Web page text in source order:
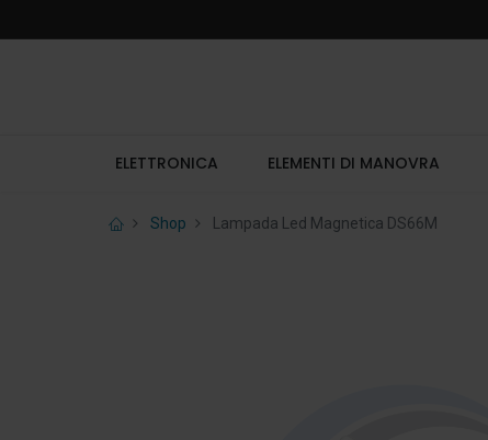
ELETTRONICA ELEMENTI DI MANOVRA
Shop Lampada Led Magnetica DS66M